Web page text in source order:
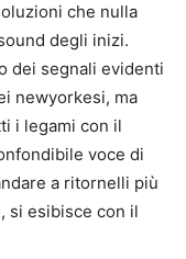
che nulla
degli inizi.
dei segnali evidenti
newyorkesi, ma
i legami con il
voce di
a ritornelli più
si esibisce con il